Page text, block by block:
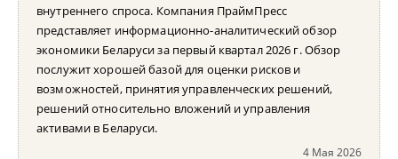
внутреннего спроса. Компания ПраймПресс
представляет информационно-аналитический обзор
экономики Беларуси за первый квартал 2026 г. Обзор
послужит хорошей базой для оценки рисков и
возможностей, принятия управленческих решений,
решений относительно вложений и управления
активами в Беларуси.
4 Мая 2026